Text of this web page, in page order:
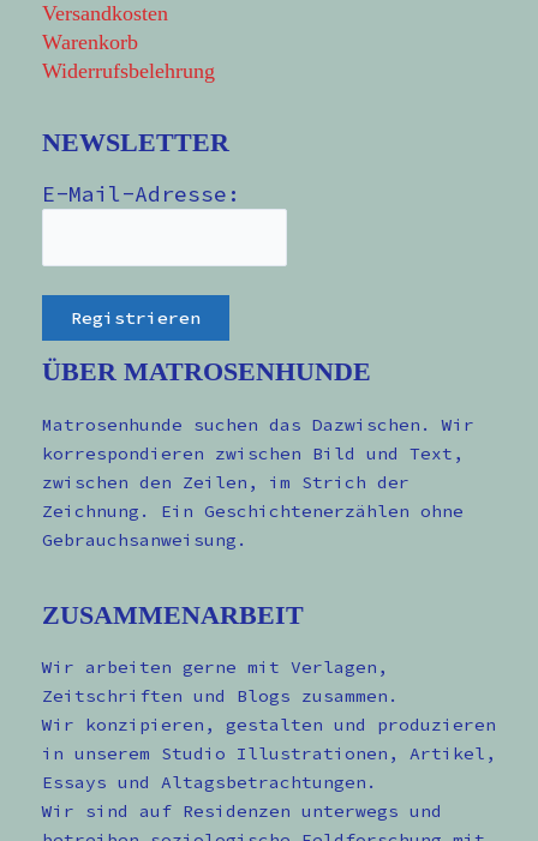
Versandkosten
Warenkorb
Widerrufsbelehrung
NEWSLETTER
E-Mail-Adresse:
ÜBER MATROSENHUNDE
Matrosenhunde suchen das Dazwischen. Wir
korrespondieren zwischen Bild und Text,
zwischen den Zeilen, im Strich der
Zeichnung. Ein Geschichtenerzählen ohne
Gebrauchsanweisung.
ZUSAMMENARBEIT
Wir arbeiten gerne mit Verlagen,
Zeitschriften und Blogs zusammen.
Wir konzipieren, gestalten und produzieren
in unserem Studio Illustrationen, Artikel,
Essays und Altagsbetrachtungen.
Wir sind auf Residenzen unterwegs und